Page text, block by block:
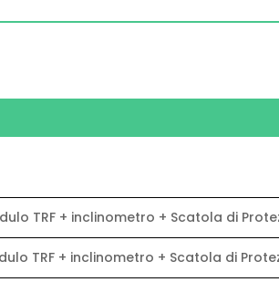
definita dai requisiti ISO
RTU (RS485)(Twistlock)
peso (Iscale Professionale):
TRF + inclinometro + Scatola di
TRF + inclinometro + Scatola di